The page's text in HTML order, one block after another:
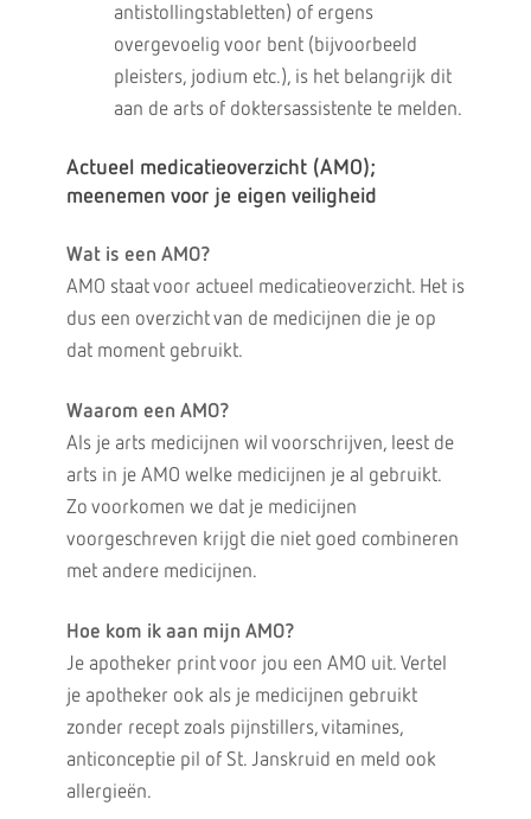
antistollingstabletten) of ergens
overgevoelig voor bent (bijvoorbeeld
pleisters, jodium etc.), is het belangrijk dit
aan de arts of doktersassistente te melden.
Actueel medicatieoverzicht (AMO);
meenemen voor je eigen veiligheid
Wat is een AMO?
AMO staat voor actueel medicatieoverzicht. Het is
dus een overzicht van de medicijnen die je op
dat moment gebruikt.
Waarom een AMO?
Als je arts medicijnen wil voorschrijven, leest de
arts in je AMO welke medicijnen je al gebruikt.
Zo voorkomen we dat je medicijnen
voorgeschreven krijgt die niet goed combineren
met andere medicijnen.
Hoe kom ik aan mijn AMO?
Je apotheker print voor jou een AMO uit. Vertel
je apotheker ook als je medicijnen gebruikt
zonder recept zoals pijnstillers, vitamines,
anticonceptie pil of St. Janskruid en meld ook
allergieën.